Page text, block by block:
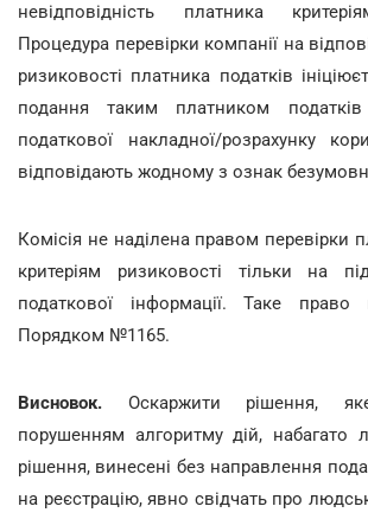
невідповідність платника
Процедура перевірки компанії на
ризиковості платника податків
подання таким платником податків
податкової накладної/розрахунку
відповідають жодному з ознак
Комісія не наділена правом перевірки
критеріям ризиковості тільки на
податкової інформації. Таке право
Порядком №1165.
Висновок. Оскаржити рішення,
порушенням алгоритму дій, набагато
рішення, винесені без направлення
на реєстрацію, явно свідчать про